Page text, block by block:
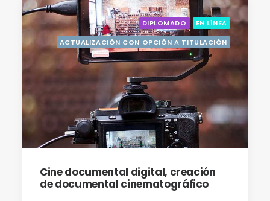
DIPLOMADO
EN LÍNEA
ACTUALIZACIÓN CON OPCIÓN A TITULACIÓN
Cine documental digital, creación
de documental cinematográfico